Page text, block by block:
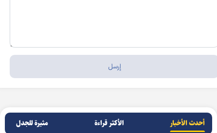
أحدث الأخبار الأکثر قراءة مثيرة للجدل